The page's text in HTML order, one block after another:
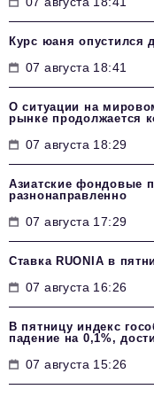
Курс юаня опустился
07 августа 18:41
О ситуации на
рынке продолжается
07 августа 18:29
Азиатские фондовые
разнонаправленно
07 августа 17:29
Ставка RUONIA в
07 августа 16:26
В пятницу индекс
падение на 0,1%,
07 августа 15:26